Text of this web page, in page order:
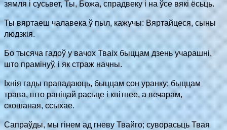
зямля і сусьвет, Ты, Божа, спрадвеку і на ўсе вякі ёсьць.
Ты вяртаеш чалавека ў пыл, кажучы: Вяртайцеся, сыны
людзкія.
Бо тысяча гадоў у вачох Тваіх быццам дзень учарашні,
што прамінуў, і як страж начны.
Іхнія гады прападаюць, быццам сон уранку; быццам
трава, што раніцай расьце і квітнее, а вечарам,
скошаная, ссыхае.
Сапраўды, мы гінем ад гневу Твайго; суворасьць Твая